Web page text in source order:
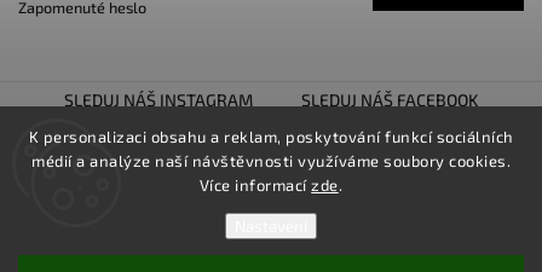
K personalizaci obsahu a reklam, poskytování funkcí sociálních
médií a analýze naší návštěvnosti využíváme soubory cookies.
Více informacízde.
Zapomenuté heslo
SLEDUJ NÁŠ INSTAGRAM
SLEDUJ NÁŠ FACEBOOK
TUNING SHOW TROJHALÍ
SNÍŽENO.CZ
LOWER UNITED